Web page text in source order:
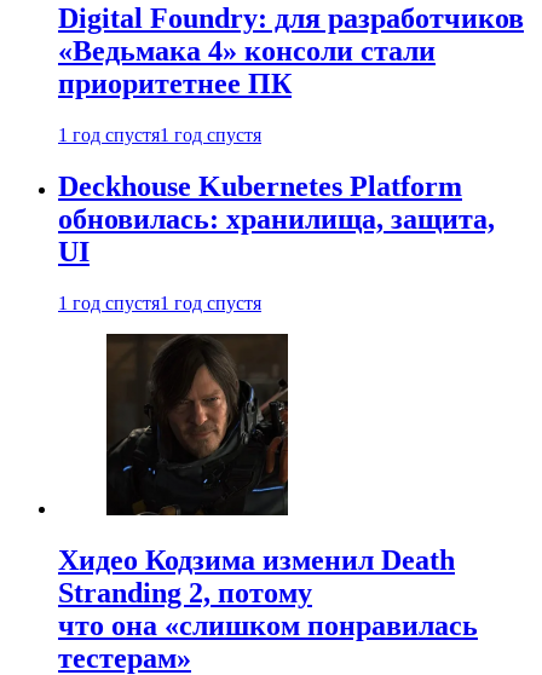
Digital Foundry: для разработчиков
«Ведьмака 4» консоли стали
приоритетнее ПК
1 год спустя1 год спустя
Deckhouse Kubernetes Platform
обновилась: хранилища, защита,
UI
1 год спустя1 год спустя
Хидео Кодзима изменил Death
Stranding 2, потому
что она «слишком понравилась
тестерам»